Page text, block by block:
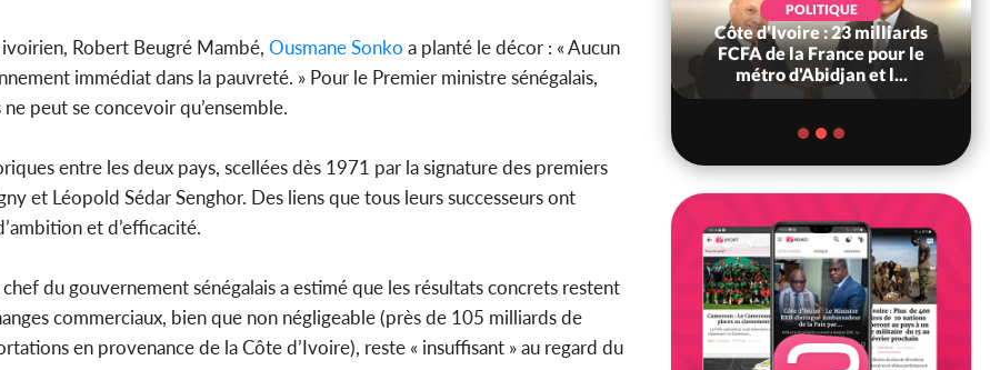
Robert Beugré Mambé, OusmaneSonko a planté le décor : « Aucun
immédiat dans la pauvreté. » Pour le Premier ministre sénégalais,
peut se concevoir qu’ensemble.
entre les deux pays, scellées dès 1971 par la signature des premiers
et Léopold Sédar Senghor. Des liens que tous leurs successeurs ont
et d’efficacité.
chef du gouvernement sénégalais a estimé que les résultats concrets restent
commerciaux, bien que non négligeable (près de 105 milliards de
en provenance de la Côte d’Ivoire), reste « insuffisant » au regard du
Mamadou Traoré ex
conseiller de Soro a recou...
FCFA de la France pour le
métro d'Abidjan et l...
SOCIÉTÉ
Côte d'Ivoire : « On ne veut
pas mourir chez nous », crient
des habitants d...